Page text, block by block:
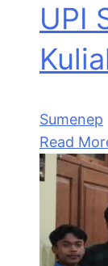
UPI
Sumenep
Read